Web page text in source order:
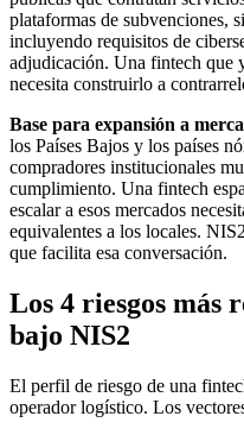
plataformas de subvenciones,
incluyendo requisitos de
adjudicación. Una fintech que
necesita construirlo a
Base para expansión a
los Países Bajos y los países
compradores institucionales
cumplimiento. Una fintech
escalar a esos mercados
equivalentes a los locales.
que facilita esa conversación.
Los 4 riesgos más
bajo NIS2
El perfil de riesgo de una
operador logístico. Los